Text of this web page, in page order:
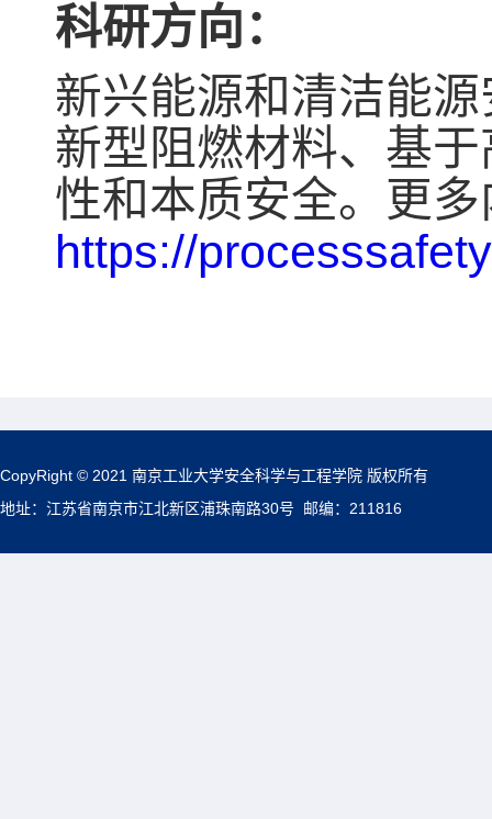
科研方向：
新兴能源和清洁能
新型阻燃材料、基
性和本质安全。更
https://
CopyRight © 2021 南京工业大学安全科学与工程学院 版权所有
地址：江苏省南京市江北新区浦珠南路30号 邮编：211816